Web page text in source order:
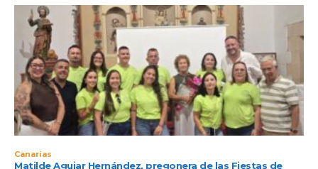
Canarias
Matilde Aguiar Hernández, pregonera de las Fiestas de